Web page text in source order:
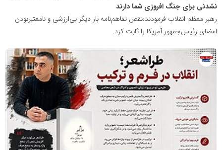
نشدنی برای جنگ افروزی شما دارند
رهبر معظم انقلاب فرمودند:نقض تفاهم‌نامه بار دیگر بی‌ارزشی و نامعتبربودن
امضای رئیس‌جمهور آمریکا را ثابت کرد.
روابط
خبرگزاری
گزارش
خبر